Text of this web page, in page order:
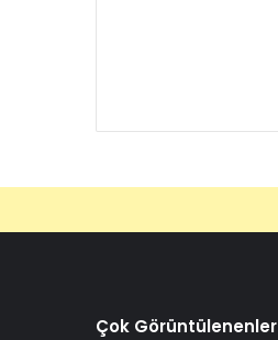
Çok Görüntülenenler